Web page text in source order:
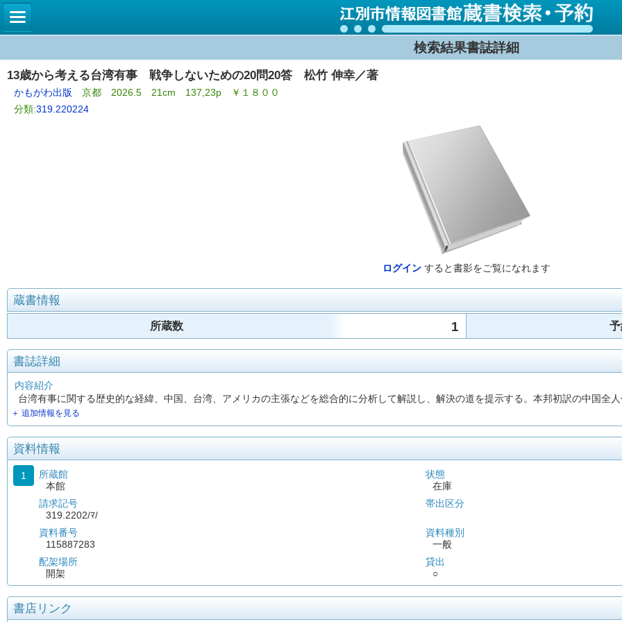
検索結果書誌詳細
13歳から考える台湾有事 戦争しないための20問20答 松竹 伸幸／著
かもがわ出版 京都 2026.5 21cm 137,23p ￥１８００
分類:319.220224
ログイン すると書影をご覧になれます
蔵書情報
所蔵数 1
書誌詳細
内容紹介
台湾有事に関する歴史的な経緯、中国、台湾、アメリカの主張などを総合的に分析して解説し、解決の道を提示する。本邦初訳の中国全
＋ 追加情報を見る
資料情報
1
所蔵館
本館
請求記号
319.2202/ﾏ/
資料番号
115887283
配架場所
開架
状態
在庫
帯出区分
資料種別
一般
貸出
○
書店リンク